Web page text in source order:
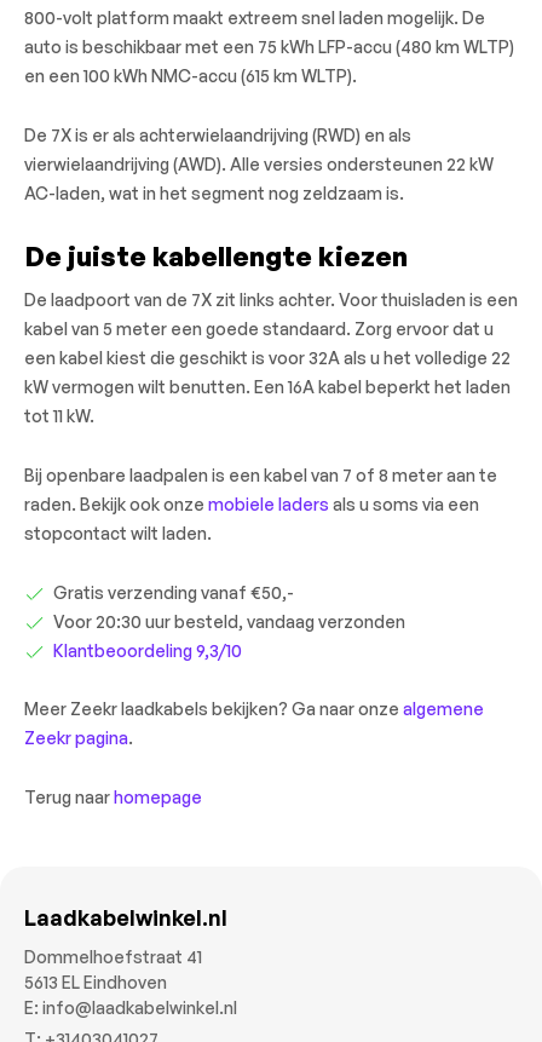
800-volt platform maakt extreem snel laden mogelijk. De
auto is beschikbaar met een 75 kWh LFP-accu (480 km WLTP)
en een 100 kWh NMC-accu (615 km WLTP).
De 7X is er als achterwielaandrijving (RWD) en als
vierwielaandrijving (AWD). Alle versies ondersteunen 22 kW
AC-laden, wat in het segment nog zeldzaam is.
De juiste kabellengte kiezen
De laadpoort van de 7X zit links achter. Voor thuisladen is een
kabel van 5 meter een goede standaard. Zorg ervoor dat u
een kabel kiest die geschikt is voor 32A als u het volledige 22
kW vermogen wilt benutten. Een 16A kabel beperkt het laden
tot 11 kW.
Bij openbare laadpalen is een kabel van 7 of 8 meter aan te
raden. Bekijk ook onze mobiele laders als u soms via een
stopcontact wilt laden.
Gratis verzending vanaf €50,-
Voor 20:30 uur besteld, vandaag verzonden
Klantbeoordeling 9,3/10
Meer Zeekr laadkabels bekijken? Ga naar onze algemene
Zeekr pagina.
Terug naarhomepage
Laadkabelwinkel.nl
Dommelhoefstraat 41
5613 EL Eindhoven
E: info@laadkabelwinkel.nl